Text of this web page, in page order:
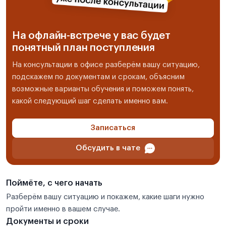
На офлайн-встрече у вас будет
понятный план поступления
На консультации в офисе разберём вашу ситуацию,
подскажем по документам и срокам, объясним
возможные варианты обучения и поможем понять,
какой следующий шаг сделать именно вам.
Записаться
Обсудить в чате
Поймёте, с чего начать
Разберём вашу ситуацию и покажем, какие шаги нужно
пройти именно в вашем случае.
Документы и сроки